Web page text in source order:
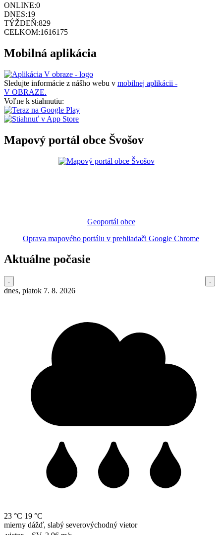
ONLINE:0
DNES:19
TÝŽDEŇ:829
CELKOM:1616175
Mobilná aplikácia
Sledujte informácie z nášho webu v mobilnej aplikácii -
V OBRAZE.
Voľne k stiahnutiu:
Mapový portál obce Švošov
Geoportál obce
Oprava mapového portálu v prehliadači Google Chrome
Aktuálne počasie
dnes, piatok 7. 8. 2026
23 °C 19 °C
mierny dážď, slabý severovýchodný vietor